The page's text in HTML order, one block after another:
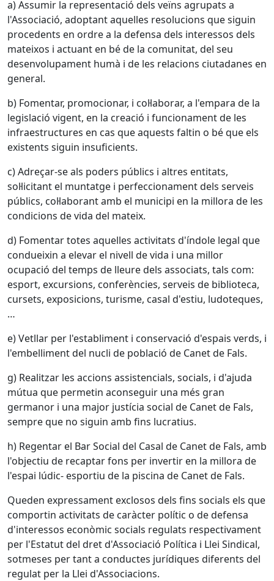
a) Assumir la representació dels veïns agrupats a
l'Associació, adoptant aquelles resolucions que siguin
procedents en ordre a la defensa dels interessos dels
mateixos i actuant en bé de la comunitat, del seu
desenvolupament humà i de les relacions ciutadanes en
general.
b) Fomentar, promocionar, i col·laborar, a l'empara de la
legislació vigent, en la creació i funcionament de les
infraestructures en cas que aquests faltin o bé que els
existents siguin insuficients.
c) Adreçar-se als poders públics i altres entitats,
sol·licitant el muntatge i perfeccionament dels serveis
públics, col·laborant amb el municipi en la millora de les
condicions de vida del mateix.
d) Fomentar totes aquelles activitats d'índole legal que
condueixin a elevar el nivell de vida i una millor
ocupació del temps de lleure dels associats, tals com:
esport, excursions, conferències, serveis de biblioteca,
cursets, exposicions, turisme, casal d'estiu, ludoteques,
…
e) Vetllar per l'establiment i conservació d'espais verds, i
l'embelliment del nucli de població de Canet de Fals.
g) Realitzar les accions assistencials, socials, i d'ajuda
mútua que permetin aconseguir una més gran
germanor i una major justícia social de Canet de Fals,
sempre que no siguin amb fins lucratius.
h) Regentar el Bar Social del Casal de Canet de Fals, amb
l'objectiu de recaptar fons per invertir en la millora de
l'espai lúdic- esportiu de la piscina de Canet de Fals.
Queden expressament exclosos dels fins socials els que
comportin activitats de caràcter polític o de defensa
d'interessos econòmic socials regulats respectivament
per l'Estatut del dret d'Associació Política i Llei Sindical,
sotmeses per tant a conductes jurídiques diferents del
regulat per la Llei d'Associacions.